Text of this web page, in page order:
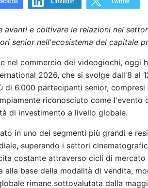
avanti e coltivare le relazioni nel
senior nell'ecosistema del capitale
nel commercio dei videogiochi, oggi
2026, che si svolge dall'8 al
di 6.000 partecipanti senior,
riconosciuto come l'evento
di investimento a livello globale.
in uno dei segmenti più grandi e
superando i settori
costante attraverso cicli di mercato
alla base della modalità di vendita,
rimane sottovalutata dalla